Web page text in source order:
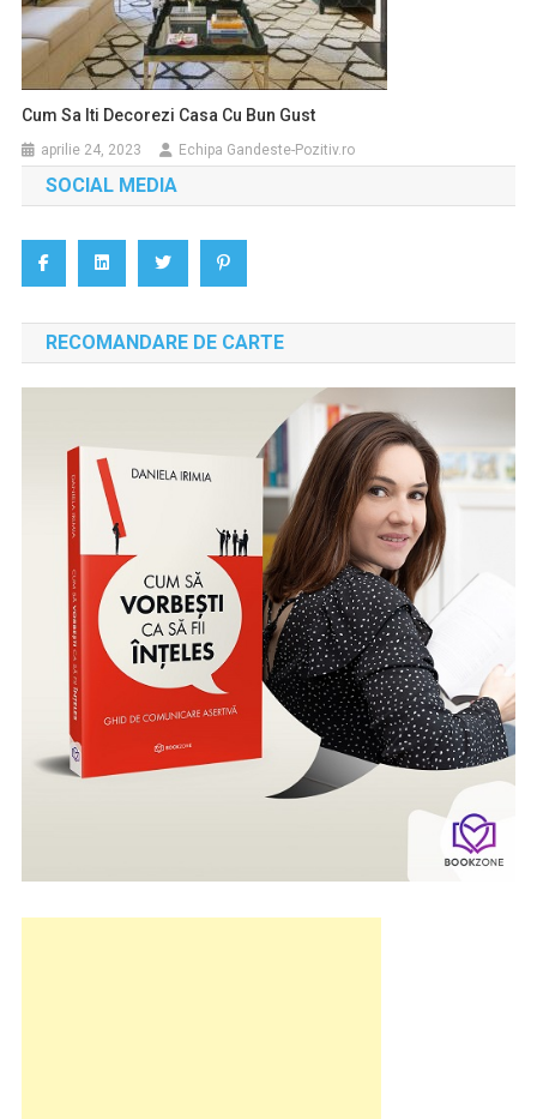
Cum Sa Iti Decorezi Casa Cu Bun Gust
aprilie 24, 2023 Echipa Gandeste-Pozitiv.ro
SOCIAL MEDIA
RECOMANDARE DE CARTE